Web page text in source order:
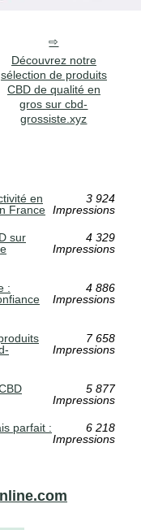
Découvrez notre
sélection de produits
CBD de qualité en
gros sur cbd-
grossiste.xyz
en
France
3 924
Impressions
sur
4 329
Impressions
:
4 886
Impressions
7 658
Impressions
5 877
Impressions
parfait :
6 218
Impressions